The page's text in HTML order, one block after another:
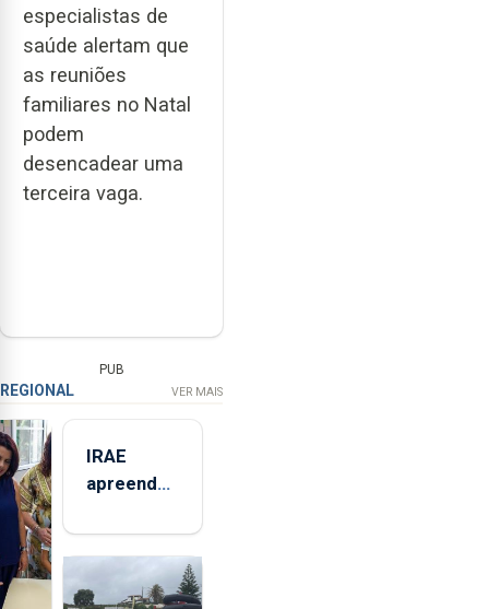
especialistas de
saúde alertam que
as reuniões
familiares no Natal
podem
desencadear uma
terceira vaga.
PUB
REGIONAL VER MAIS
IRAE
apreendeu
toneladas
de
alimentos